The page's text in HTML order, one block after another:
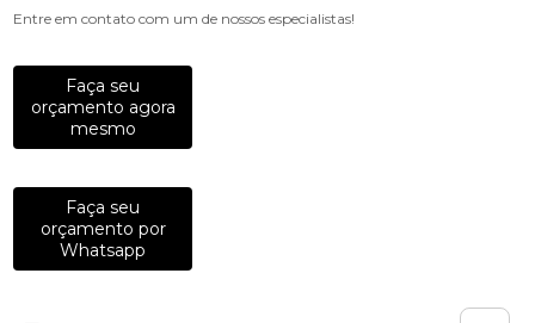
Entre em contato com um de nossos especialistas!
Faça seu
orçamento agora
mesmo
Faça seu
orçamento por
Whatsapp